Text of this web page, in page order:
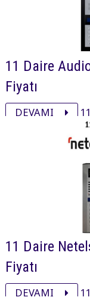
11 Daire
Fiyatı
DEVAMI
daire içi cihaz,
aksesuarı ile
11 Daire
Fiyatı
DEVAMI